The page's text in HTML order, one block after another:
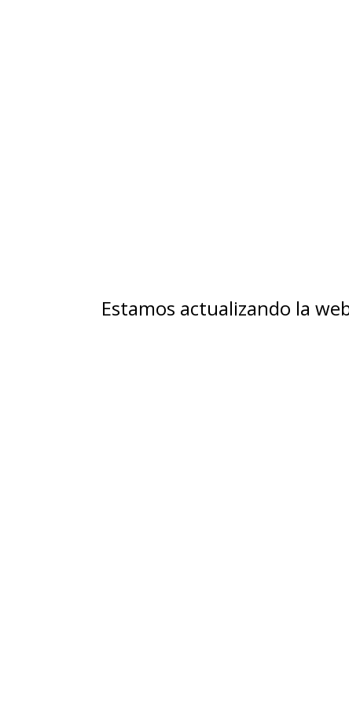
Estamos actualizando la